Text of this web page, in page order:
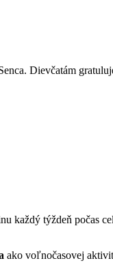
Dievčatám
každý týždeň počas
ako voľnočasovej